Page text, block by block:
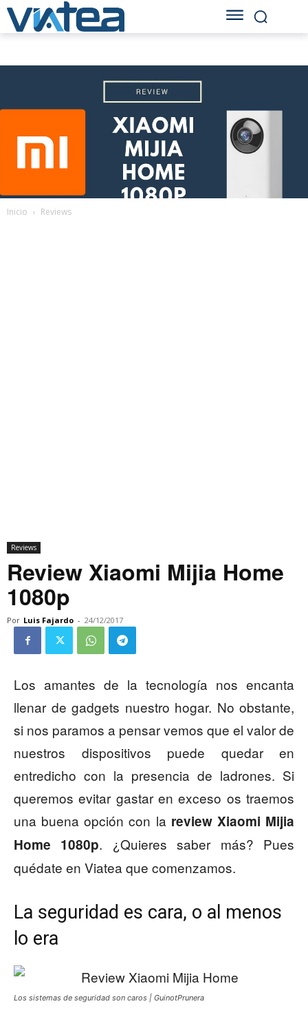
Inicio Reviews
Reviews
Review Xiaomi Mijia Home
1080p
Por Luis Fajardo - 24/12/2017
Los amantes de la tecnología nos encanta
llenar de gadgets nuestro hogar. No obstante,
si nos paramos a pensar vemos que el valor de
nuestros dispositivos puede quedar en
entredicho con la presencia de ladrones. Si
queremos evitar gastar en exceso os traemos
una buena opción con la review Xiaomi Mijia
Home 1080p. ¿Quieres saber más? Pues
quédate en Viatea que comenzamos.
La seguridad es cara, o al menos
lo era
Los sistemas de seguridad son caros | GuinotPrunera